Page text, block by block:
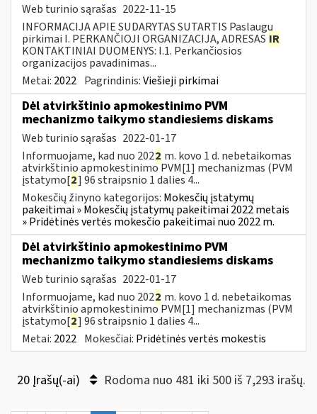
Web turinio sąrašas 2022-11-15
INFORMACIJA APIE SUDARYTAS SUTARTIS Paslaugų
pirkimai I. PERKANČIOJI ORGANIZACIJA, ADRESAS IR
KONTAKTINIAI DUOMENYS: I.1. Perkančiosios
organizacijos pavadinimas...
Metai: 2022 Pagrindinis:Viešieji pirkimai
Dėl atvirkštinio apmokestinimo PVM
mechanizmo taikymo standiesiems diskams
Web turinio sąrašas 2022-01-17
Informuojame, kad nuo 2022 m. kovo 1 d. nebetaikomas
atvirkštinio apmokestinimo PVM[1] mechanizmas (PVM
įstatymo[2] 96 straipsnio 1 dalies 4...
Mokesčių žinyno kategorijos: Mokesčių įstatymų
pakeitimai » Mokesčių įstatymų pakeitimai 2022 metais
» Pridėtinės vertės mokesčio pakeitimai nuo 2022 m.
Dėl atvirkštinio apmokestinimo PVM
mechanizmo taikymo standiesiems diskams
Web turinio sąrašas 2022-01-17
Informuojame, kad nuo 2022 m. kovo 1 d. nebetaikomas
atvirkštinio apmokestinimo PVM[1] mechanizmas (PVM
įstatymo[2] 96 straipsnio 1 dalies 4...
Metai: 2022 Mokesčiai: Pridėtinės vertės mokestis
20 Įrašų(-ai) Rodoma nuo 481 iki 500 iš 7,293 irašų.